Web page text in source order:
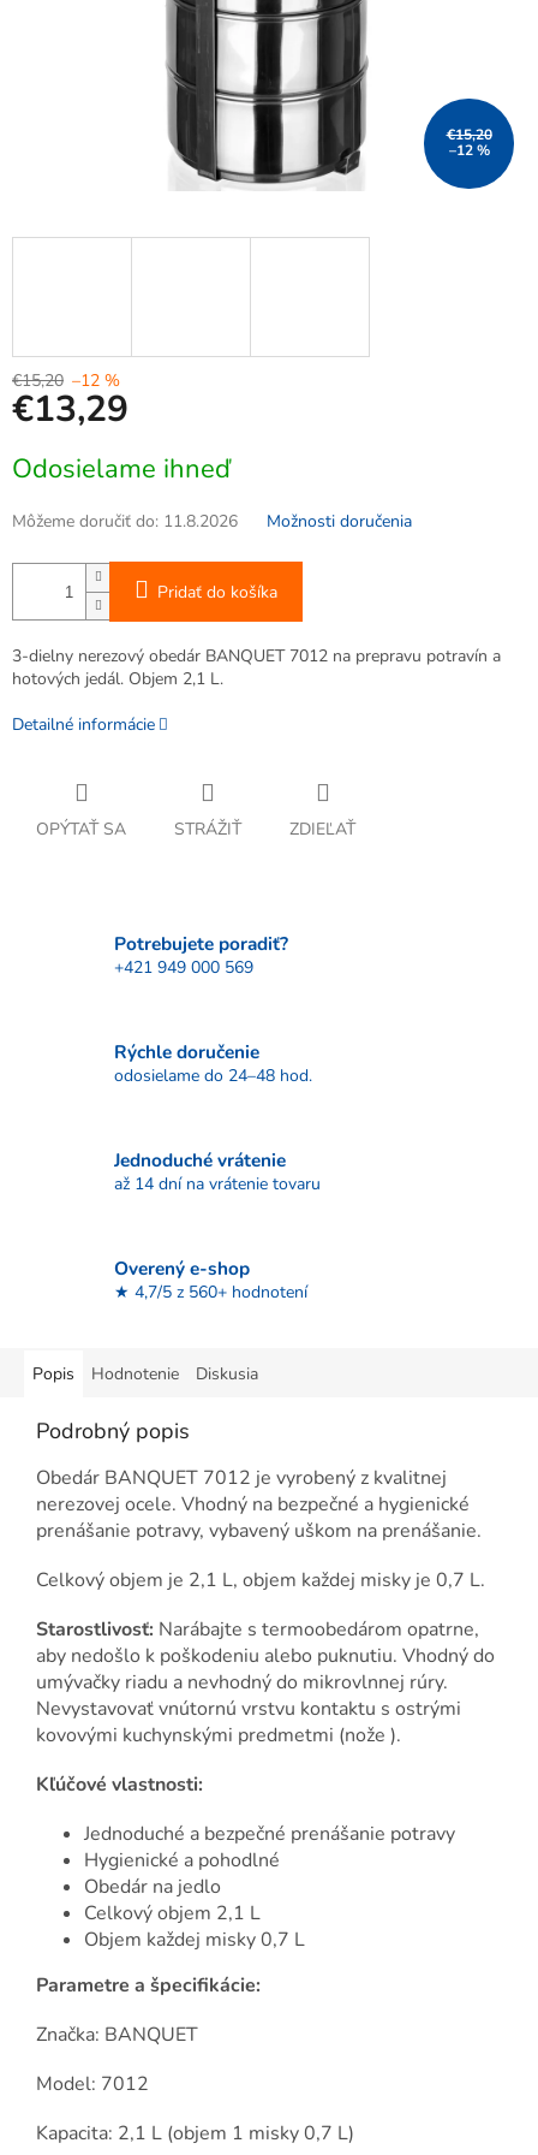
€15,20
–12 %
€15,20 –12 %
€13,29
cena:
Odosielame ihneď
Môžeme doručiť do: 11.8.2026 Možnosti doručenia
Pridať do košíka
3-dielny nerezový obedár BANQUET 7012 na prepravu potravín a
hotových jedál. Objem 2,1 L.
Detailné informácie
OPÝTAŤ SA STRÁŽIŤ ZDIEĽAŤ
Potrebujete poradiť?
+421 949 000 569
Rýchle doručenie
odosielame do 24–48 hod.
Jednoduché vrátenie
až 14 dní na vrátenie tovaru
Overený e-shop
★ 4,7/5 z 560+ hodnotení
Popis Hodnotenie Diskusia
Podrobný popis
Obedár BANQUET 7012 je vyrobený z kvalitnej
nerezovej ocele. Vhodný na bezpečné a hygienické
prenášanie potravy, vybavený uškom na prenášanie.
Celkový objem je 2,1 L, objem každej misky je 0,7 L.
Starostlivosť: Narábajte s termoobedárom opatrne,
aby nedošlo k poškodeniu alebo puknutiu. Vhodný do
umývačky riadu a nevhodný do mikrovlnnej rúry.
Nevystavovať vnútornú vrstvu kontaktu s ostrými
kovovými kuchynskými predmetmi (nože ).
Kľúčové vlastnosti:
Jednoduché a bezpečné prenášanie potravy
Hygienické a pohodlné
Obedár na jedlo
Celkový objem 2,1 L
Objem každej misky 0,7 L
Parametre a špecifikácie:
Značka: BANQUET
Model: 7012
Kapacita: 2,1 L (objem 1 misky 0,7 L)